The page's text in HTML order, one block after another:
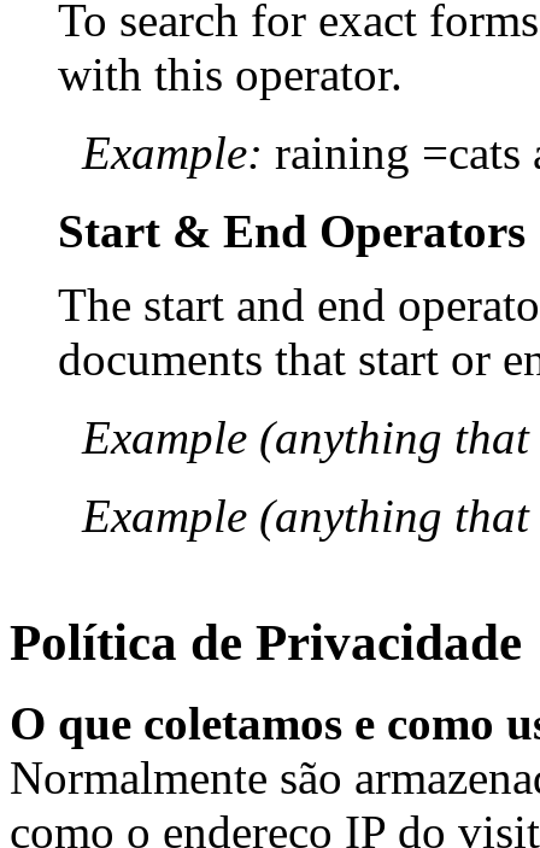
To search for exact
with this operator.
Example: raining =cats
Start & End Operators
The start and end
documents that start or
Example (anything
Example (anything
Política de Privacidade
O que coletamos e como
Normalmente são
como o endereço IP do